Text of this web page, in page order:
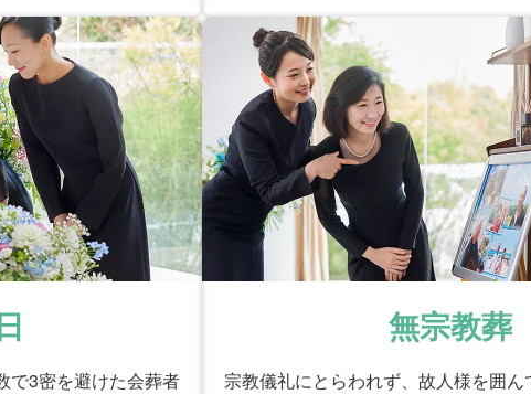
ておりましたか？
列した人にも言われた。
たお別れができたとお感じになりますか？
りとしたイメージの会場をお願いして、その通りにな
のご説明はわかりやすかったですか？
で3密を避けた会葬者
無宗教葬
宗教儀礼にとらわれず、故人様を囲